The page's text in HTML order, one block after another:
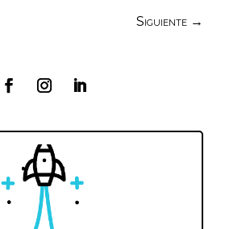
Siguiente→